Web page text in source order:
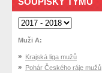
Muži A:
Krajská liga mužů
Pohár Českého ráje mužů